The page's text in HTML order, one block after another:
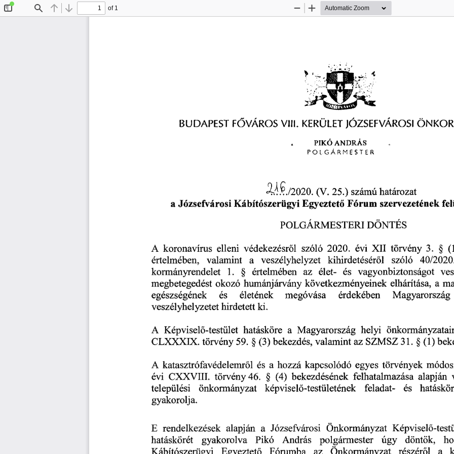
Find Previous
Next
of 1
Zoom
Zoom
BUDAPEST FŐ VÁROS VIII. KERÜLET JÓZSEFVÁROSI
PIKÓ ANDRÁS
POLGÁRMESTER
/2020. (V. 25.) számú határozat
a Józsefvárosi Kábítószerügyi Egyeztető Fórum szervezetének
POLGÁRMESTERI DÖNTÉS
A koronavírus elleni védekezésről szóló 2020. évi XII törvény 3. § (1)
értelmében,
valamint a veszélyhelyzet kihirdetéséről szóló 40/2020.
kormányrendelet
1. § értelmében az élet- és vagyonbiztonságot
megbetegedést okozó humánjárvány következményeinek elhárítása, a
egészségének
és életének megóvása érdekében Magyarország
veszélyhelyzetet hirdetett ki.
A Képviselő-testület hatásköre a Magyarország helyi
CLXX..XIX. törvény 59. § (3) bekezdés, valamint az SZMSZ 31. § (1)
A katasztrófavédelemről és a hozzá kapcsolódó egyes törvények
évi COWIE törvény 46. § (4) bekezdésének felhatalmazása alapján
települési
önkormányzat képviselő-testületének feladat- és
gyakorolja.
E rendelkezések alapján a Józsefvárosi Önkormányzat Képviselő-
hatáskörét
gyakorolva Pikó András polgármester úgy döntök,
Kábítószerügyi
Egyeztet Fórumba az Önkormányzat részér l a